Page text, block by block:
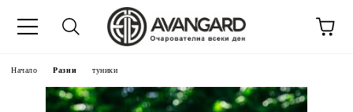
Начало Разни туники